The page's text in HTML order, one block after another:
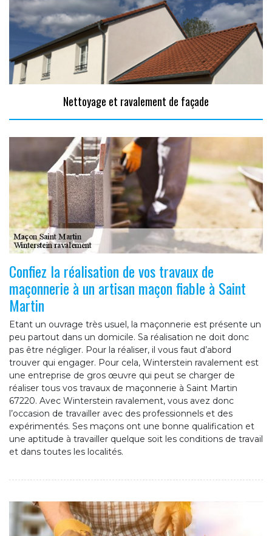
Nettoyage et ravalement de façade
Confiez la réalisation de vos travaux de
maçonnerie à un artisan maçon fiable à Saint
Martin
Etant un ouvrage très usuel, la maçonnerie est présente un
peu partout dans un domicile. Sa réalisation ne doit donc
pas être négliger. Pour la réaliser, il vous faut d’abord
trouver qui engager. Pour cela, Winterstein ravalement est
une entreprise de gros œuvre qui peut se charger de
réaliser tous vos travaux de maçonnerie à Saint Martin
67220. Avec Winterstein ravalement, vous avez donc
l’occasion de travailler avec des professionnels et des
expérimentés. Ses maçons ont une bonne qualification et
une aptitude à travailler quelque soit les conditions de travail
et dans toutes les localités.